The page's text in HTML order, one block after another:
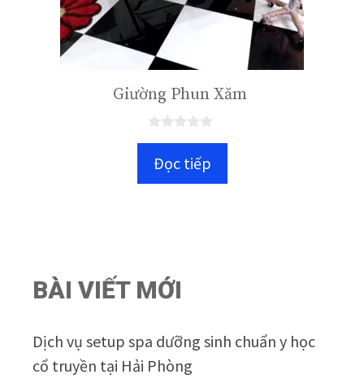
Giường Phun Xăm
gĐọc tiếp
BÀI VIẾT MỚI
Dịch vụ setup spa dưỡng sinh chuẩn y học
cổ truyền tại Hải Phòng